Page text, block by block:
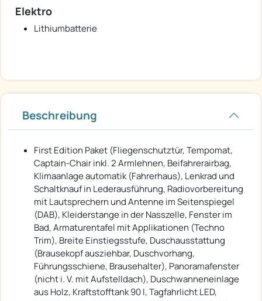
Elektro
Lithiumbatterie
Beschreibung
First Edition Paket (Fliegenschutztür, Tempomat,
Captain-Chair inkl. 2 Armlehnen, Beifahrerairbag,
Klimaanlage automatik (Fahrerhaus), Lenkrad und
Schaltknauf in Lederausführung, Radiovorbereitung
mit Lautsprechern und Antenne im Seitenspiegel
(DAB), Kleiderstange in der Nasszelle, Fenster im
Bad, Armaturentafel mit Applikationen (Techno
Trim), Breite Einstiegsstufe, Duschausstattung
(Brausekopf ausziehbar, Duschvorhang,
Führungsschiene, Brausehalter), Panoramafenster
(nicht i. V. mit Aufstelldach), Duschwanneneinlage
aus Holz, Kraftstofftank 90 l, Tagfahrlicht LED,